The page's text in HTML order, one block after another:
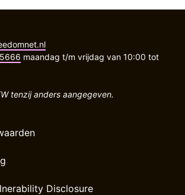
maandag t/m vrijdag van 10:00 tot
tenzij anders aangegeven.
Disclosure